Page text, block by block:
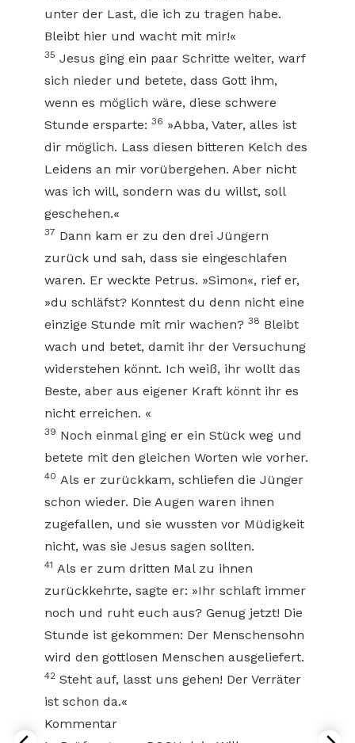
unter der Last, die ich zu tragen habe.
Bleibt hier und wacht mit mir!«
35 Jesus ging ein paar Schritte weiter, warf
sich nieder und betete, dass Gott ihm,
wenn es möglich wäre, diese schwere
Stunde ersparte: 36 »Abba, Vater, alles ist
dir möglich. Lass diesen bitteren Kelch des
Leidens an mir vorübergehen. Aber nicht
was ich will, sondern was du willst, soll
geschehen.«
37 Dann kam er zu den drei Jüngern
zurück und sah, dass sie eingeschlafen
waren. Er weckte Petrus. »Simon«, rief er,
»du schläfst? Konntest du denn nicht eine
einzige Stunde mit mir wachen? 38 Bleibt
wach und betet, damit ihr der Versuchung
widerstehen könnt. Ich weiß, ihr wollt das
Beste, aber aus eigener Kraft könnt ihr es
nicht erreichen. «
39 Noch einmal ging er ein Stück weg und
betete mit den gleichen Worten wie vorher.
40 Als er zurückkam, schliefen die Jünger
schon wieder. Die Augen waren ihnen
zugefallen, und sie wussten vor Müdigkeit
nicht, was sie Jesus sagen sollten.
41 Als er zum dritten Mal zu ihnen
zurückkehrte, sagte er: »Ihr schlaft immer
noch und ruht euch aus? Genug jetzt! Die
Stunde ist gekommen: Der Menschensohn
wird den gottlosen Menschen ausgeliefert.
42 Steht auf, lasst uns gehen! Der Verräter
ist schon da.«
Kommentar